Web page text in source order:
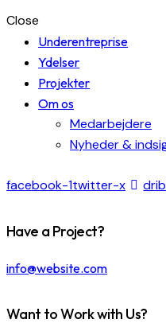
Close
Underentreprise
Ydelser
Projekter
Om os
Medarbejdere
Nyheder &
facebook-1twitter-x
Have a Project?
info@website.com
Want to Work with Us?